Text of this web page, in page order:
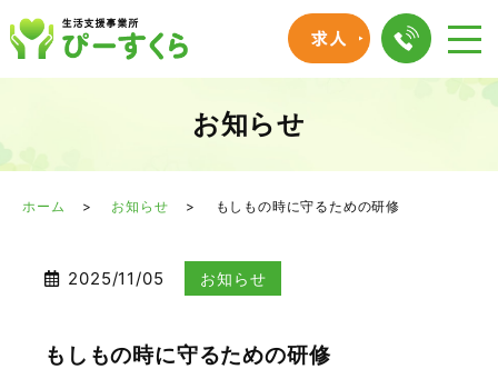
お知らせ
ホーム お知らせ もしもの時に守るための研修
2025/11/05 お知らせ
もしもの時に守るための研修